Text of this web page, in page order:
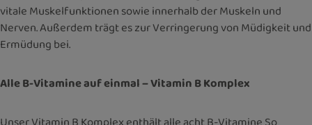
vitale Muskelfunktionen sowie innerhalb der Muskeln und
Nerven. Außerdem trägt es zur Verringerung von Müdigkeit und
Ermüdung bei.
Alle B-Vitamine auf einmal – Vitamin B Komplex